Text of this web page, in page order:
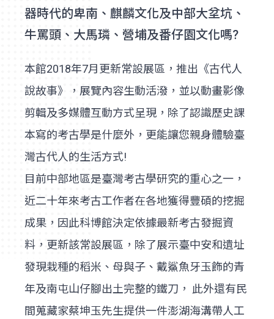
器時代的卑南、麒麟文化及中部大坌坑、
牛罵頭、大馬璘、營埔及番仔園文化嗎?
本館2018年7月更新常設展區，推出《古代人
說故事》，展覽內容生動活潑，並以動畫影像
剪輯及多媒體互動方式呈現，除了認識歷史課
本寫的考古學是什麼外，更能讓您親身體驗臺
灣古代人的生活方式!
目前中部地區是臺灣考古學研究的重心之一，
近二十年來考古工作者在各地獲得豐碩的挖掘
成果，因此科博館決定依據最新考古發掘資
料，更新該常設展區，除了展示臺中安和遺址
發現栽種的稻米、母與子、戴鯊魚牙玉飾的青
年及南屯山仔腳出土完整的鐵刀， 此外還有民
間蒐藏家蔡坤玉先生提供一件澎湖海溝帶人工